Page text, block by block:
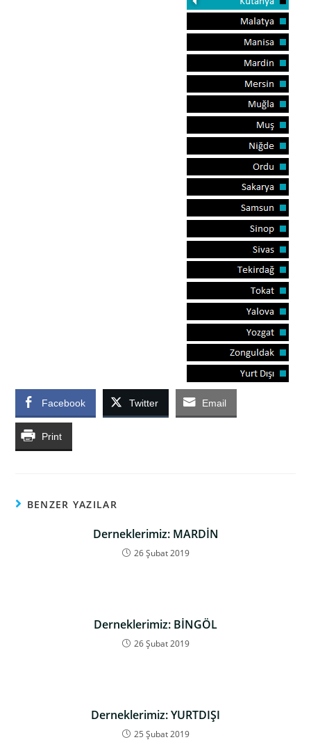
Facebook Twitter Email
Print
BENZER YAZILAR
Derneklerimiz: MARDİN
26 Şubat 2019
Derneklerimiz: BİNGÖL
26 Şubat 2019
Derneklerimiz: YURTDIŞI
25 Şubat 2019